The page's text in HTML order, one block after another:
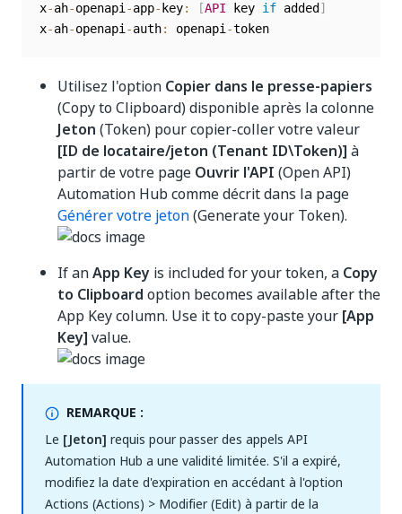
x-ah-openapi -app- key: [API key if added ]
x-ah-openapi -auth: openapi -token
Utilisez l'option Copier dans le presse-papiers
(Copy to Clipboard) disponible après la colonne
Jeton (Token) pour copier-coller votre valeur
[ID de locataire/jeton (Tenant ID\Token)] à
partir de votre page Ouvrir l'API (Open API)
Automation Hub comme décrit dans la page
Générer votre jeton(Generate your Token).
If anApp Key is included for your token, a Copy
to Clipboard option becomes available after the
App Key column. Use it to copy-paste your [App
Key] value.
REMARQUE :
Le [Jeton] requis pour passer des appels API
Automation Hub a une validité limitée. S'il a expiré,
modifiez la date d'expiration en accédant à l'option
Actions (Actions) > Modifier (Edit) à partir de la